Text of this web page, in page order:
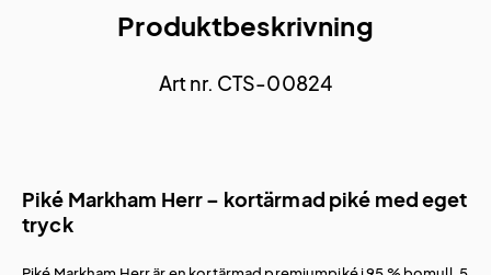
Produktbeskrivning
Art nr. CTS-00824
Piké Markham Herr – kortärmad piké med eget
tryck